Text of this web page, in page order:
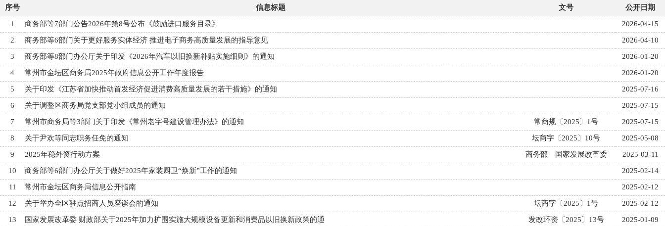
序号 信息标题 文号 公开日期
1 商务部等7部门公告2026年第8号公布《鼓励进口服务目录》 2026-04-15
2 商务部等6部门关于更好服务实体经济 推进电子商务高质量发展的指导意见 2026-04-10
3 商务部等8部门办公厅关于印发《2026年汽车以旧换新补贴实施细则》的通知 2026-01-20
4 常州市金坛区商务局2025年政府信息公开工作年度报告 2026-01-20
5 关于印发《江苏省加快推动首发经济促进消费高质量发展的若干措施》的通知 2025-07-16
6 关于调整区商务局党支部党小组成员的通知 2025-07-15
7 常州市商务局等3部门关于印发《常州老字号建设管理办法》的通知 常商规〔2025〕1号 2025-07-15
8 关于尹欢等同志职务任免的通知 坛商字〔2025〕10号 2025-05-08
9 2025年稳外资行动方案 商务部 国家发展改革委 2025-03-11
10 商务部等6部门办公厅关于做好2025年家装厨卫“焕新”工作的通知 2025-02-14
11 常州市金坛区商务局信息公开指南 2025-02-12
12 关于举办全区驻点招商人员座谈会的通知 坛商字〔2025〕1号 2025-02-12
13 国家发展改革委 财政部关于2025年加力扩围实施大规模设备更新和消费品以旧换新政策的通 发改环资〔2025〕13号 2025-01-09